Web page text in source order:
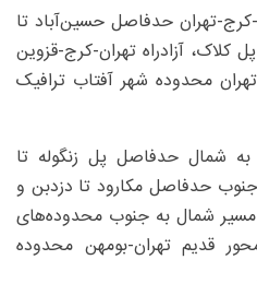
کرج-تهران حدفاصل حسین‌آباد تا
کلاک، آزادراه تهران-کرج-قزوین
محدوده شهر آفتاب ترافیک
شمال حدفاصل پل زنگوله تا
حدفاصل مکارود تا دزدبن و
مسیر شمال به جنوب محدوده‌های
قدیم تهران-بومهن محدوده